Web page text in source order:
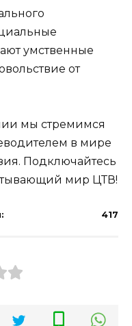
умственные
от
мы стремимся
в мире
Подключайтесь
мир ЦТВ!
417